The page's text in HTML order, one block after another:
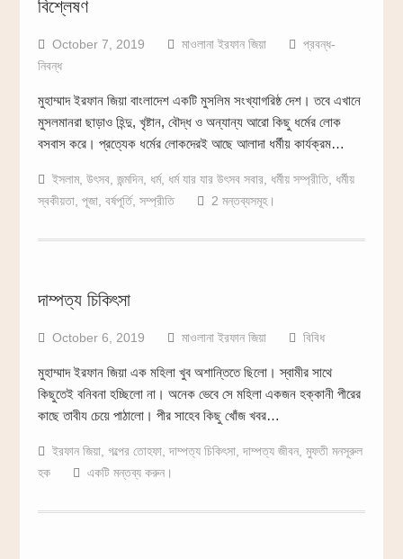
বিশ্লেষণ
October 7, 2019 মাওলানা ইরফান জিয়া
প্রবন্ধ-
নিবন্ধ
মুহাম্মাদ ইরফান জিয়া বাংলাদেশ একটি মুসলিম সংখ্যাগরিষ্ঠ দেশ। তবে এখানে
মুসলমানরা ছাড়াও হিন্দু, খৃষ্টান, বৌদ্ধ ও অন্যান্য আরো কিছু ধর্মের লোক
বসবাস করে। প্রত্যেক ধর্মের লোকদেরই আছে আলাদা ধর্মীয় কার্যক্রম…
ইসলাম, উৎসব, জন্মদিন, ধর্ম, ধর্ম যার যার উৎসব সবার, ধর্মীয় সম্প্রীতি, ধর্মীয়
স্বকীয়তা, পূজা, বর্ষপূর্তি, সম্প্রীতি 2 মন্তব্যসমূহ।
দাম্পত্য চিকিৎসা
October 6, 2019 মাওলানা ইরফান জিয়া বিবিধ
মুহাম্মাদ ইরফান জিয়া এক মহিলা খুব অশান্তিতে ছিলো। স্বামীর সাথে
কিছুতেই বনিবনা হচ্ছিলো না। অনেক ভেবে সে মহিলা একজন হক্কানী পীরের
কাছে তাবীয চেয়ে পাঠালো। পীর সাহেব কিছু খোঁজ খবর…
ইরফান জিয়া, গল্পের তোহফা,দাম্পত্য চিকিৎসা,দাম্পত্য জীবন, মুফতী মনসূরুল
হক
একটি মন্তব্য করুন।